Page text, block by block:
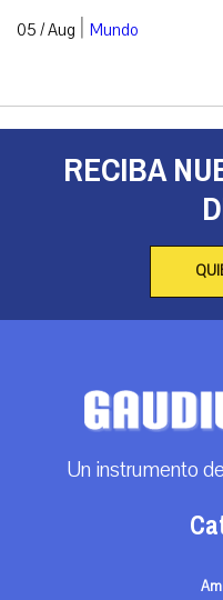
05 / Aug | Mundo
RECIBA
Un instrumento